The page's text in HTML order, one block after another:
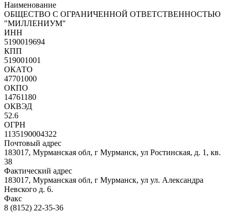
Наименование
ОБЩЕСТВО С ОГРАНИЧЕННОЙ ОТВЕТСТВЕННОСТЬЮ
"МИЛЛЕНИУМ"
ИНН
5190019694
КПП
519001001
ОКАТО
47701000
ОКПО
14761180
ОКВЭД
52.6
ОГРН
1135190004322
Почтовый адрес
183017, Мурманская обл, г Мурманск, ул Ростинская, д. 1, кв.
38
Фактический адрес
183017, Мурманская обл, г Мурманск, ул ул. Александра
Невского д. 6.
Факс
8 (8152) 22-35-36